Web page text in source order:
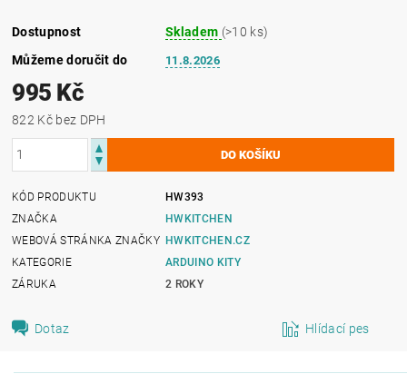
Dostupnost Skladem (>10 ks)
Můžeme doručit do
11.8.2026
995 Kč
822 Kč bez DPH
KÓD PRODUKTU
HW393
ZNAČKA
HWKITCHEN
WEBOVÁ STRÁNKA ZNAČKY HWKITCHEN.CZ
KATEGORIE
ARDUINO KITY
ZÁRUKA
2 ROKY
Dotaz Hlídací pes